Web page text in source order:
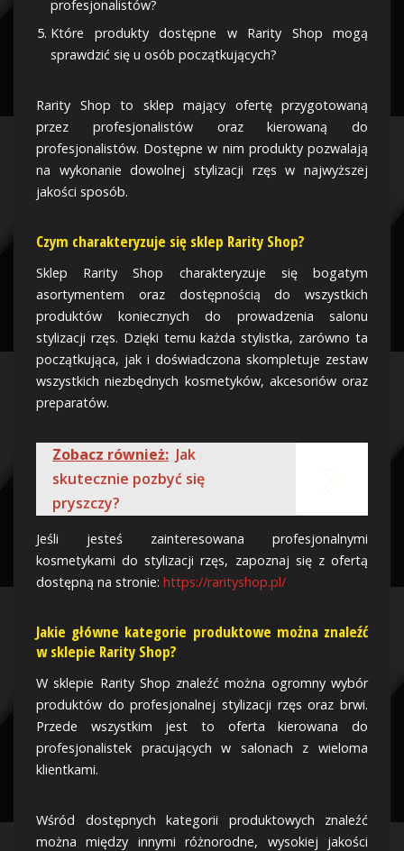
profesjonalistów?
Które produkty dostępne w Rarity Shop mogą
sprawdzić się u osób początkujących?
Rarity Shop to sklep mający ofertę przygotowaną
przez profesjonalistów oraz kierowaną do
profesjonalistów. Dostępne w nim produkty pozwalają
na wykonanie dowolnej stylizacji rzęs w najwyższej
jakości sposób.
Czym charakteryzuje się sklep Rarity Shop?
Sklep Rarity Shop charakteryzuje się bogatym
asortymentem oraz dostępnością do wszystkich
produktów koniecznych do prowadzenia salonu
stylizacji rzęs. Dzięki temu każda stylistka, zarówno ta
początkująca, jak i doświadczona skompletuje zestaw
wszystkich niezbędnych kosmetyków, akcesoriów oraz
preparatów.
Zobacz również: Jak
skutecznie pozbyć się
pryszczy?
Jeśli jesteś zainteresowana profesjonalnymi
kosmetykami do stylizacji rzęs, zapoznaj się z ofertą
dostępną na stronie: https://rarityshop.pl/
Jakie główne kategorie produktowe można znaleźć
w sklepie Rarity Shop?
W sklepie Rarity Shop znaleźć można ogromny wybór
produktów do profesjonalnej stylizacji rzęs oraz brwi.
Przede wszystkim jest to oferta kierowana do
profesjonalistek pracujących w salonach z wieloma
klientkami.
Wśród dostępnych kategorii produktowych znaleźć
można między innymi różnorodne, wysokiej jakości